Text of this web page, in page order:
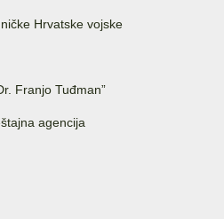
Hrvatske vojske
Franjo Tuđman”
agencija